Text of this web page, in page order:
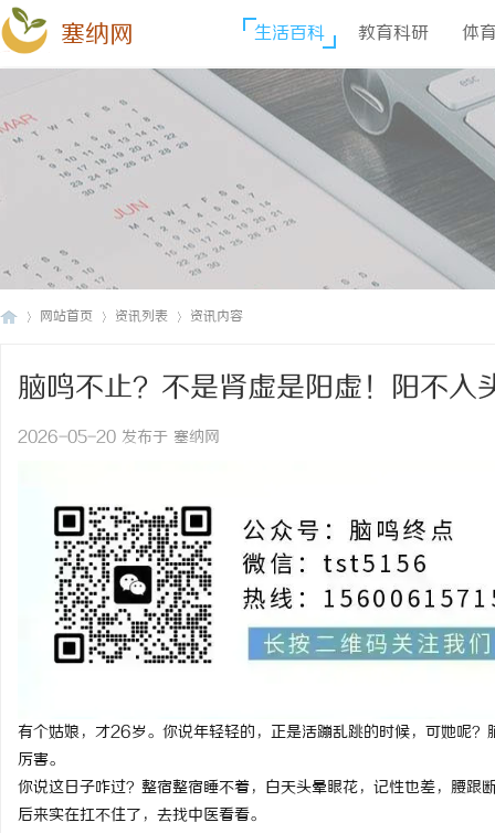
塞纳网 生活百科 教育科研 体
网站首页 资讯列表 资讯内容
脑鸣不止？不是肾虚是阳虚！阳不入
2026-05-20 发布于 塞纳网
有个姑娘，才26岁。你说年轻轻的，正是活蹦乱跳的时候，可她呢
厉害。
你说这日子咋过？整宿整宿睡不着，白天头晕眼花，记性也差，腰跟
后来实在扛不住了，去找中医看看。